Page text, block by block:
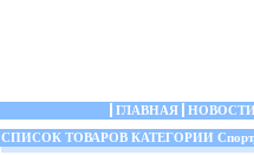
ГЛАВНАЯ НОВОСТИ
СПИСОК ТОВАРОВ КАТЕГОРИИ Спорт,